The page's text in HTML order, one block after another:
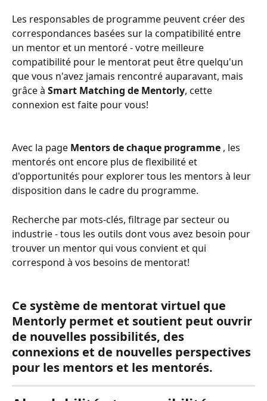
Les responsables de programme peuvent créer des
correspondances basées sur la compatibilité entre
un mentor et un mentoré - votre meilleure
compatibilité pour le mentorat peut être quelqu'un
que vous n'avez jamais rencontré auparavant, mais
grâce à Smart Matching de Mentorly, cette
connexion est faite pour vous!
Avec la page Mentors de chaque programme , les
mentorés ont encore plus de flexibilité et
d'opportunités pour explorer tous les mentors à leur
disposition dans le cadre du programme.
Recherche par mots-clés, filtrage par secteur ou
industrie - tous les outils dont vous avez besoin pour
trouver un mentor qui vous convient et qui
correspond à vos besoins de mentorat!
Ce système de mentorat virtuel que
Mentorly permet et soutient peut ouvrir
de nouvelles possibilités, des
connexions et de nouvelles perspectives
pour les mentors et les mentorés.